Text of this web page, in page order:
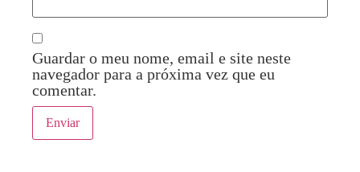
Guardar o meu nome, email e site neste
navegador para a próxima vez que eu
comentar.